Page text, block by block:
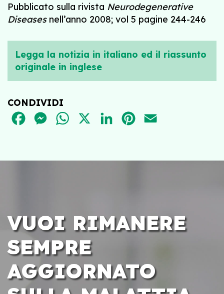
Pubblicato sulla rivista Neurodegenerative
Diseases nell’anno 2008; vol 5 pagine 244-246
Legga la notizia in italiano ed il riassunto
originale in inglese
CONDIVIDI
FACEBOOKMESSENGER
WHATSAPPLINKEDINPINTEREST
VUOI RIMANERE
SEMPRE
AGGIORNATO